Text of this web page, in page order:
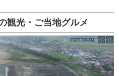
観光・ご当地グルメ